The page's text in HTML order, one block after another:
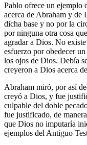
Pablo ofrece un ejemplo
acerca de Abraham y de
dicha base y no por la
por ninguna otra cosa
agradar a Dios. No
esfuerzo por obedecer
los ojos de Dios. Debía
creyeron a Dios acerca
Abraham miró, por así
creyó a Dios, y fue
culpable del doble
fue justificado, de
que Dios no imputaría
ejemplos del Antiguo